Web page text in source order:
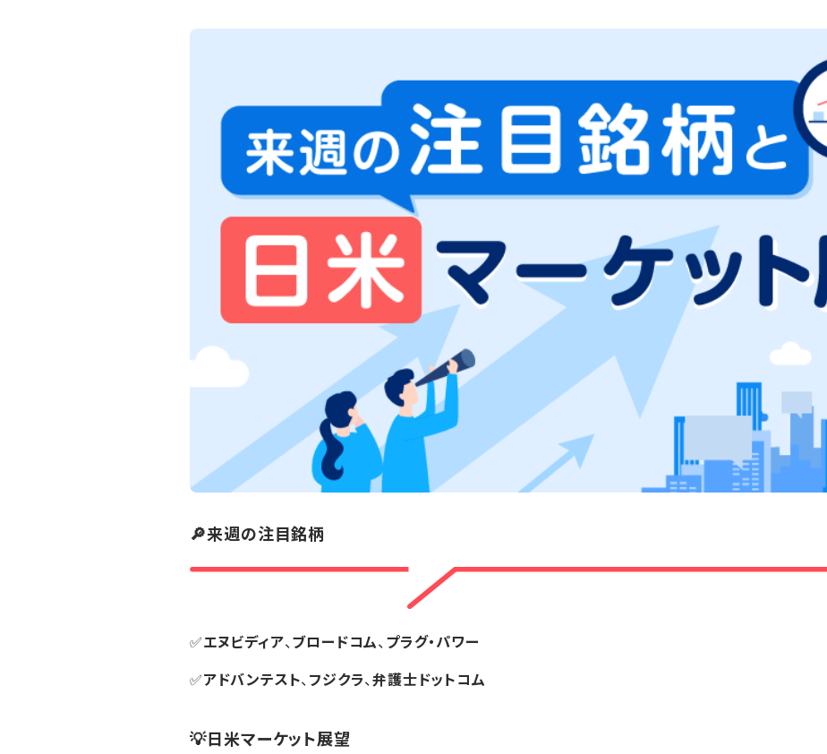
🔎来週の注目銘柄
✅エヌビディア、ブロードコム、プラグ・パワー
✅アドバンテスト、フジクラ、弁護士ドットコム
💡日米マーケット展望